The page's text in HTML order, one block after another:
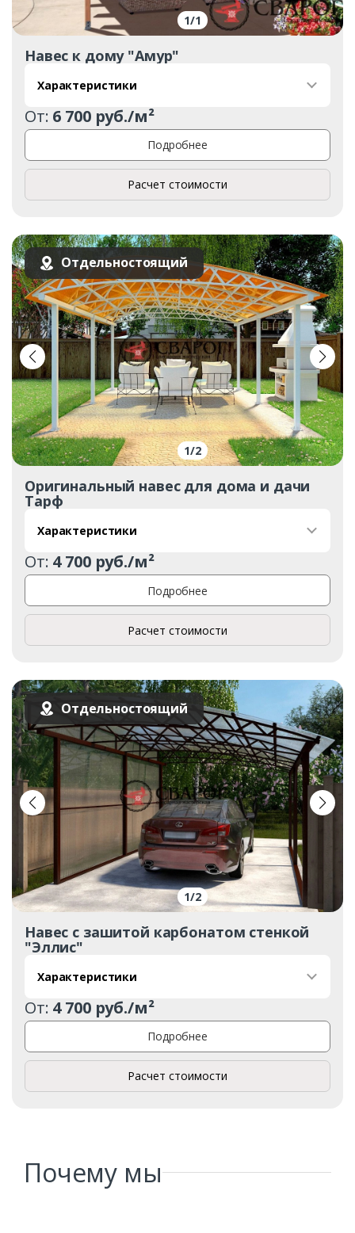
1/1
Навес к дому "Амур"
Характеристики
От: 6 700 руб./м²
Подробнее
Расчет стоимости
Отдельностоящий
1/2
Оригинальный навес для дома и дачи
Тарф
Характеристики
От: 4 700 руб./м²
Подробнее
Расчет стоимости
Отдельностоящий
1/2
Навес с зашитой карбонатом стенкой
"Эллис"
Характеристики
От: 4 700 руб./м²
Подробнее
Расчет стоимости
Почему мы